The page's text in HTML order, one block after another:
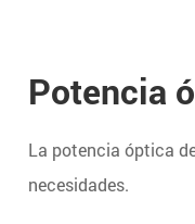
Potencia
La potencia óptica
necesidades.